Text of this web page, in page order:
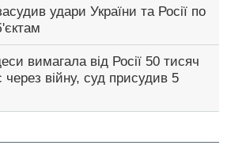
удари України та Росії по
вимагала від Росії 50 тисяч
через війну, суд присудив 5